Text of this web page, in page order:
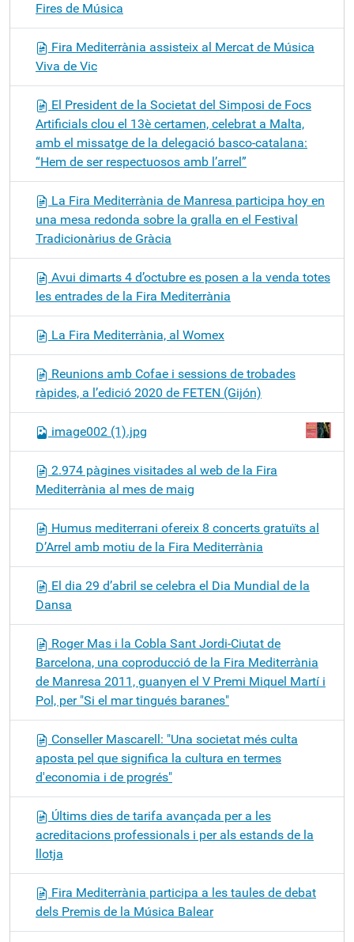
Fires de Música
Fira Mediterrània assisteix al Mercat de Música
Viva de Vic
El President de la Societat del Simposi de Focs
Artificials clou el 13è certamen, celebrat a Malta,
amb el missatge de la delegació basco-catalana:
“Hem de ser respectuosos amb l’arrel”
La Fira Mediterrània de Manresa participa hoy en
una mesa redonda sobre la gralla en el Festival
Tradicionàrius de Gràcia
Avui dimarts 4 d’octubre es posen a la venda totes
les entrades de la Fira Mediterrània
La Fira Mediterrània, al Womex
Reunions amb Cofae i sessions de trobades
ràpides, a l’edició 2020 de FETEN (Gijón)
image002 (1).jpg
2.974 pàgines visitades al web de la Fira
Mediterrània al mes de maig
Humus mediterrani ofereix 8 concerts gratuïts al
D’Arrel amb motiu de la Fira Mediterrània
El dia 29 d’abril se celebra el Dia Mundial de la
Dansa
Roger Mas i la Cobla Sant Jordi-Ciutat de
Barcelona, una coproducció de la Fira Mediterrània
de Manresa 2011, guanyen el V Premi Miquel Martí i
Pol, per "Si el mar tingués baranes"
Conseller Mascarell: "Una societat més culta
aposta pel que significa la cultura en termes
d'economia i de progrés"
Últims dies de tarifa avançada per a les
acreditacions professionals i per als estands de la
llotja
Fira Mediterrània participa a les taules de debat
dels Premis de la Música Balear